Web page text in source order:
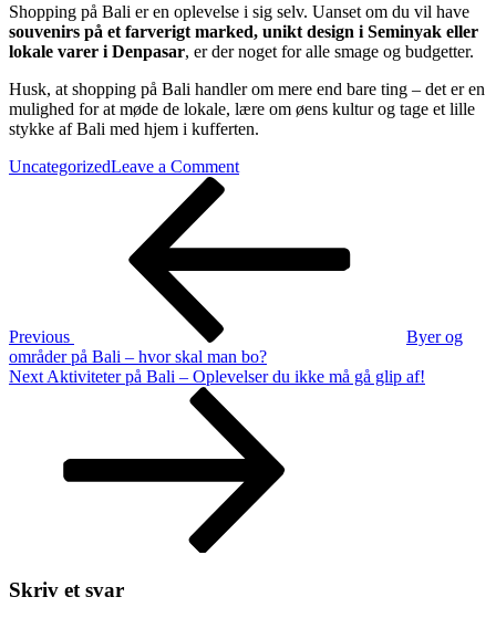
Shopping på Bali er en oplevelse i sig selv. Uanset om du vil have
souvenirs på et farverigt marked, unikt design i Seminyak eller
lokale varer i Denpasar, er der noget for alle smage og budgetter.
Husk, at shopping på Bali handler om mere end bare ting – det er en
mulighed for at møde de lokale, lære om øens kultur og tage et lille
stykke af Bali med hjem i kufferten.
UncategorizedLeave a Commenton
–
butikker
og
Indlægsnavigation
Previous
Byer og
områder på Bali – hvor skal man bo?
Next
Next Aktiviteter på Bali – Oplevelser du ikke må gå glip af!
Skriv et svar